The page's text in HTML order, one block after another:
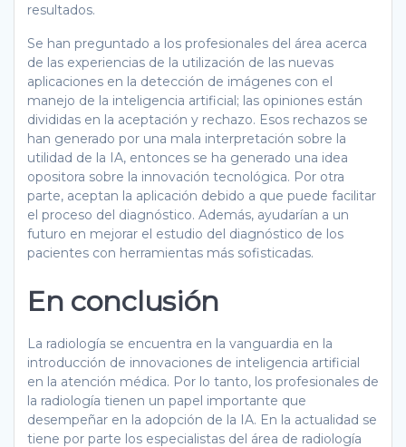
resultados.
Se han preguntado a los profesionales del área acerca
de las experiencias de la utilización de las nuevas
aplicaciones en la detección de imágenes con el
manejo de la inteligencia artificial; las opiniones están
divididas en la aceptación y rechazo. Esos rechazos se
han generado por una mala interpretación sobre la
utilidad de la IA, entonces se ha generado una idea
opositora sobre la innovación tecnológica. Por otra
parte, aceptan la aplicación debido a que puede facilitar
el proceso del diagnóstico. Además, ayudarían a un
futuro en mejorar el estudio del diagnóstico de los
pacientes con herramientas más sofisticadas.
En conclusión
La radiología se encuentra en la vanguardia en la
introducción de innovaciones de inteligencia artificial
en la atención médica. Por lo tanto, los profesionales de
la radiología tienen un papel importante que
desempeñar en la adopción de la IA. En la actualidad se
tiene por parte los especialistas del área de radiología